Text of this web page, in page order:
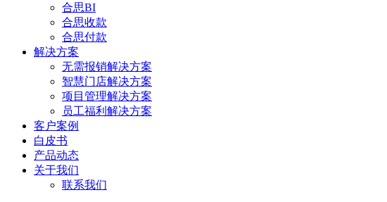
合思BI
合思收款
合思付款
解决方案
无需报销解决方案
智慧门店解决方案
项目管理解决方案
员工福利解决方案
客户案例
白皮书
产品动态
关于我们
联系我们